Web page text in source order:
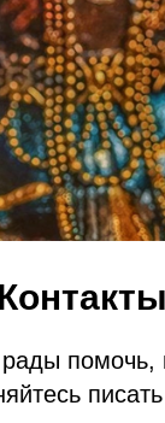
Контакты
помочь,